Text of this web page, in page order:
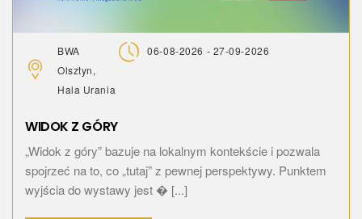
BWA
Olsztyn,
Hala Urania
06-08-2026 - 27-09-2026
WIDOK Z GÓRY
„Widok z góry” bazuje na lokalnym kontekście i pozwala
spojrzeć na to, co „tutaj” z pewnej perspektywy. Punktem
wyjścia do wystawy jest � [...]